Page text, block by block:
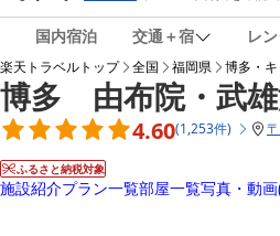
国内宿泊 交通＋宿 レ
楽天トラベルトップ 全国 福岡県 博多・
博多 由布院・武
4.60(1,253件) 〒
ふるさと納税対象
施設紹介プラン一覧部屋一覧写真・動画